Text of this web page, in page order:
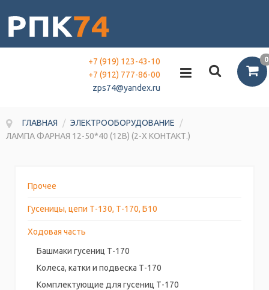
0
+7 (919) 123-43-10
+7 (912) 777-86-00
zps74@yandex.ru
ГЛАВНАЯ / ЭЛЕКТРООБОРУДОВАНИЕ
/
ЛАМПА ФАРНАЯ 12-50*40 (12В) (2-Х КОНТАКТ.)
Прочее
Гусеницы, цепи Т-130, Т-170, Б10
Ходовая часть
Башмаки гусениц Т-170
Колеса, катки и подвеска Т-170
Комплектующие для гусениц Т-170